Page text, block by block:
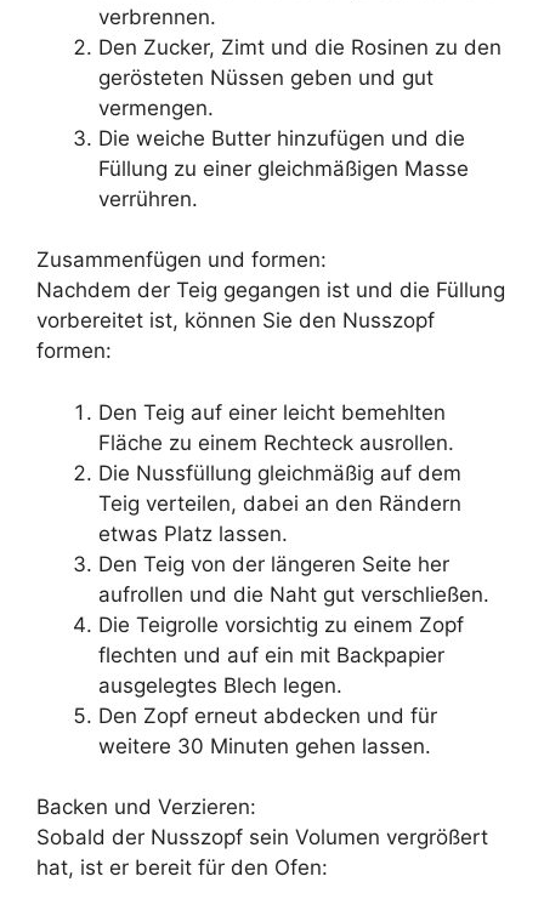
verbrennen.
Den Zucker, Zimt und die Rosinen zu den
gerösteten Nüssen geben und gut
vermengen.
Die weiche Butter hinzufügen und die
Füllung zu einer gleichmäßigen Masse
verrühren.
Zusammenfügen und formen:
Nachdem der Teig gegangen ist und die Füllung
vorbereitet ist, können Sie den Nusszopf
formen:
Den Teig auf einer leicht bemehlten
Fläche zu einem Rechteck ausrollen.
Die Nussfüllung gleichmäßig auf dem
Teig verteilen, dabei an den Rändern
etwas Platz lassen.
Den Teig von der längeren Seite her
aufrollen und die Naht gut verschließen.
Die Teigrolle vorsichtig zu einem Zopf
flechten und auf ein mit Backpapier
ausgelegtes Blech legen.
Den Zopf erneut abdecken und für
weitere 30 Minuten gehen lassen.
Backen und Verzieren:
Sobald der Nusszopf sein Volumen vergrößert
hat, ist er bereit für den Ofen: